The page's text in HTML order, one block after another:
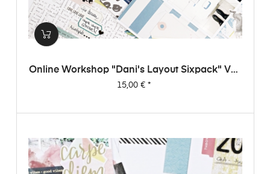
Online Workshop "Dani's Layout Sixpack" Vol.
3
Preis
15,00 €*